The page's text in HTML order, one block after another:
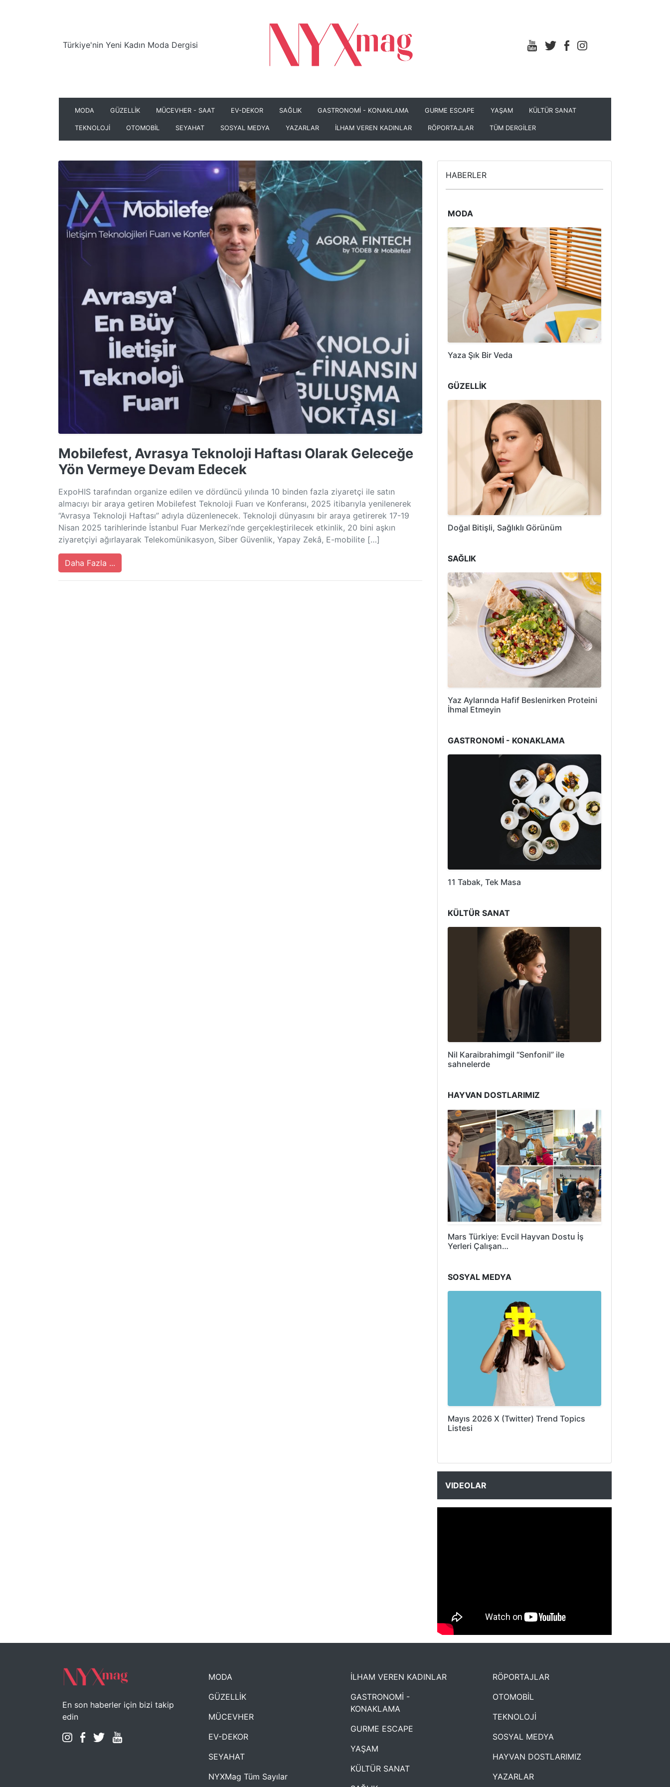
Türkiye'nin Yeni Kadın Moda Dergisi
MODA GÜZELLİK MÜCEVHER - SAAT EV-DEKOR SAĞLIK GASTRONOMİ - KONAKLAMA GURME ESCAPE YAŞAM KÜLTÜR SANAT
TEKNOLOJİ OTOMOBİL SEYAHAT SOSYAL MEDYA YAZARLAR İLHAM VEREN KADINLAR RÖPORTAJLAR TÜM DERGİLER
Mobilefest, Avrasya Teknoloji Haftası Olarak Geleceğe
Yön Vermeye Devam Edecek
ExpoHIS tarafından organize edilen ve dördüncü yılında 10 binden fazla ziyaretçi ile satın
almacıyı bir araya getiren Mobilefest Teknoloji Fuarı ve Konferansı, 2025 itibarıyla yenilenerek
“Avrasya Teknoloji Haftası” adıyla düzenlenecek. Teknoloji dünyasını bir araya getirerek 17-19
Nisan 2025 tarihlerinde İstanbul Fuar Merkezi’nde gerçekleştirilecek etkinlik, 20 bini aşkın
ziyaretçiyi ağırlayarak Telekomünikasyon, Siber Güvenlik, Yapay Zekâ, E-mobilite […]
Daha Fazla ...
HABERLER
MODA
Yaza Şık Bir Veda
GÜZELLİK
Doğal Bitişli, Sağlıklı Görünüm
SAĞLIK
Yaz Aylarında Hafif Beslenirken Proteini
İhmal Etmeyin
GASTRONOMİ - KONAKLAMA
11 Tabak, Tek Masa
KÜLTÜR SANAT
Nil Karaibrahimgil “Senfonil” ile
sahnelerde
HAYVAN DOSTLARIMIZ
Mars Türkiye: Evcil Hayvan Dostu İş
Yerleri Çalışan…
SOSYAL MEDYA
Mayıs 2026 X (Twitter) Trend Topics
Listesi
VIDEOLAR
NYXmag 2. Yaş Kutlama Etkinliği
En son haberler için bizi takip
edin
MODA
GÜZELLİK
MÜCEVHER
EV-DEKOR
SEYAHAT
NYXMag Tüm Sayılar
İLHAM VEREN KADINLAR
GASTRONOMİ -
KONAKLAMA
GURME ESCAPE
YAŞAM
KÜLTÜR SANAT
RÖPORTAJLAR
OTOMOBİL
TEKNOLOJİ
SOSYAL MEDYA
HAYVAN DOSTLARIMIZ
YAZARLAR